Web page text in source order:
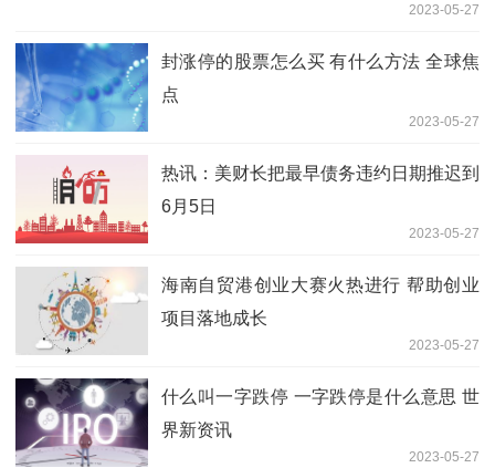
2023-05-27
封涨停的股票怎么买 有什么方法 全球焦
点
2023-05-27
热讯：美财长把最早债务违约日期推迟到
6月5日
2023-05-27
海南自贸港创业大赛火热进行 帮助创业
项目落地成长
2023-05-27
什么叫一字跌停 一字跌停是什么意思 世
界新资讯
2023-05-27